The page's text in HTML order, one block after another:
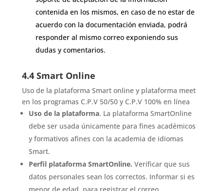
contenida en los mismos, en caso de no estar de
acuerdo con la documentación enviada, podrá
responder al mismo correo exponiendo sus
dudas y comentarios.
4.4 Smart Online
Uso de la plataforma Smart online y plataforma meet
en los programas C.P.V 50/50 y C.P.V 100% en línea
Uso de la plataforma. La plataforma SmartOnline
debe ser usada únicamente para fines académicos
y formativos afines con la academia de idiomas
Smart.
Perfil plataforma SmartOnline. Verificar que sus
datos personales sean los correctos. Informar si es